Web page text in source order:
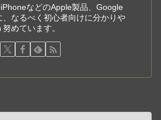
などのApple製品、Google
、なるべく初心者向けに分かりや
めています。